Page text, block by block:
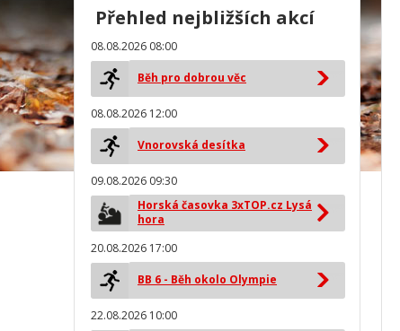
Přehled nejbližších akcí
08.08.2026 08:00
Běh pro dobrou věc
08.08.2026 12:00
Vnorovská desítka
09.08.2026 09:30
Horská časovka 3xTOP.cz Lysá
hora
20.08.2026 17:00
BB 6 - Běh okolo Olympie
22.08.2026 10:00